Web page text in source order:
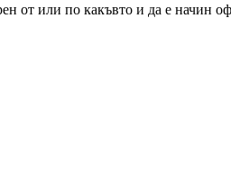
от или по какъвто и да е начин